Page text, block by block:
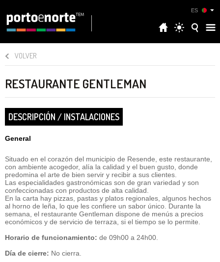
ES
VOLVER
RESTAURANTE GENTLEMAN
DESCRIPCIÓN / INSTALACIONES
General
Situado en el corazón del municipio de Resende, este restaurante,
con ambiente acogedor, alía la calidad y el buen gusto, donde
predomina el arte de bien servir y recibir a sus clientes.
Las especialidades gastronómicas son de gran variedad y son
confeccionadas con productos de alta calidad.
En la carta hay pizzas, pastas y platos regionales, algunos hechos
al horno de leña, lo que les confiere un sabor único. Durante la
semana, el restaurante Gentleman dispone de menús a precios
económicos y de servicio de terraza, si el tiempo se lo permite.
Horario de funcionamiento: de 09h00 a 24h00.
Día de cierre: No cierra.